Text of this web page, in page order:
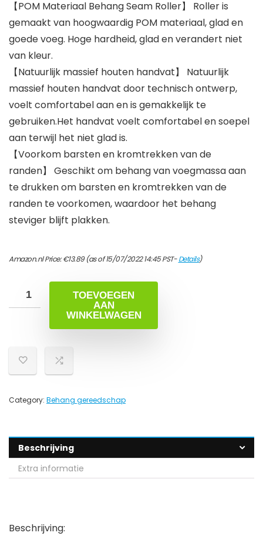
【POM Materiaal Behang Seam Roller】 Roller is
gemaakt van hoogwaardig POM materiaal, glad en
goede voeg. Hoge hardheid, glad en verandert niet
van kleur.
【Natuurlijk massief houten handvat】 Natuurlijk
massief houten handvat door technisch ontwerp,
voelt comfortabel aan en is gemakkelijk te
gebruiken.Het handvat voelt comfortabel en soepel
aan terwijl het niet glad is.
【Voorkom barsten en kromtrekken van de
randen】 Geschikt om behang van voegmassa aan
te drukken om barsten en kromtrekken van de
randen te voorkomen, waardoor het behang
steviger blijft plakken.
Amazon.nl Price:€13.89(as of 15/07/2022 14:45 PST-Details)
TOEVOEGEN
AAN
WINKELWAGEN
Category: Behang gereedschap
Beschrijving
Extra informatie
Beschrijving: